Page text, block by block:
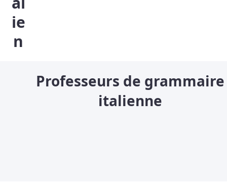
ie
n
Professeurs de grammaire
italienne